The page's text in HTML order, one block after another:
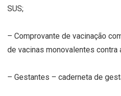
SUS;
– Comprovante de vacinação
de vacinas monovalentes contra
– Gestantes – caderneta de